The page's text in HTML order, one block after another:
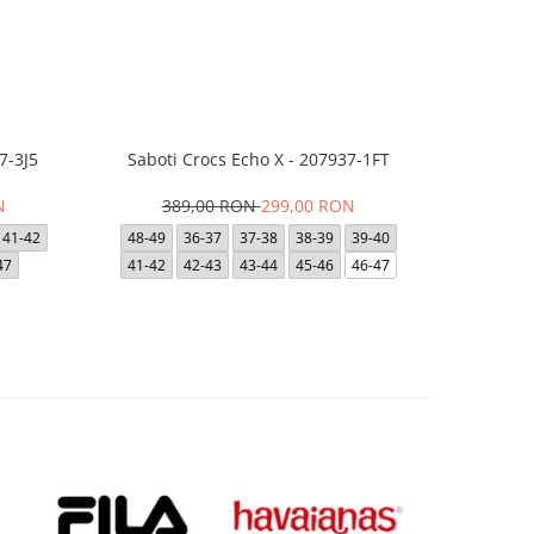
3J5
41-42
Saboti Crocs Echo X - 207937-1FT
389,00 RON299,00 RON
48-49 36-37 37-38 38-39
39-40
41-42
42-43 43-44 45-46 46-47